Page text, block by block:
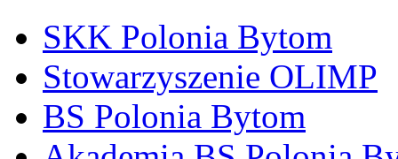
SKK Polonia Bytom
Stowarzyszenie OLIMP
BS Polonia Bytom